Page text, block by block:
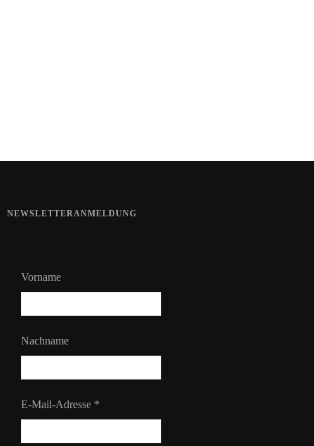
NEWSLETTERANMELDUNG
Vorname
Nachname
E-Mail-Adresse *